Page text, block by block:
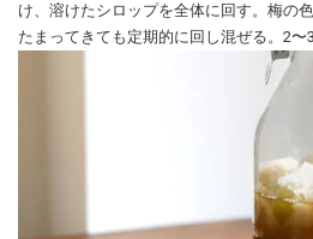
け、溶けたシロップを全体に回す。梅の
たまってきても定期的に回し混ぜる。2〜